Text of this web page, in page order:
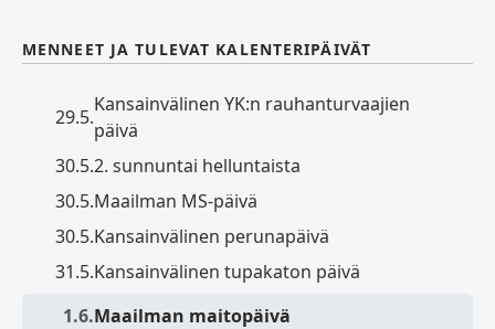
MENNEET JA TULEVAT KALENTERIPÄIVÄT
29.5.
Kansainvälinen YK:n rauhanturvaajien
päivä
30.5.2. sunnuntai helluntaista
30.5.Maailman MS-päivä
30.5.Kansainvälinen perunapäivä
31.5.Kansainvälinen tupakaton päivä
1.6.Maailman maitopäivä